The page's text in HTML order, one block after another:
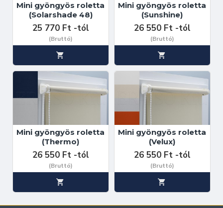
Mini gyöngyös roletta
(Solarshade 48)
25 770 Ft -tól
(Bruttó)
Mini gyöngyös roletta
(Sunshine)
26 550 Ft -tól
(Bruttó)
Mini gyöngyös roletta
(Thermo)
26 550 Ft -tól
(Bruttó)
Mini gyöngyös roletta
(Velux)
26 550 Ft -tól
(Bruttó)